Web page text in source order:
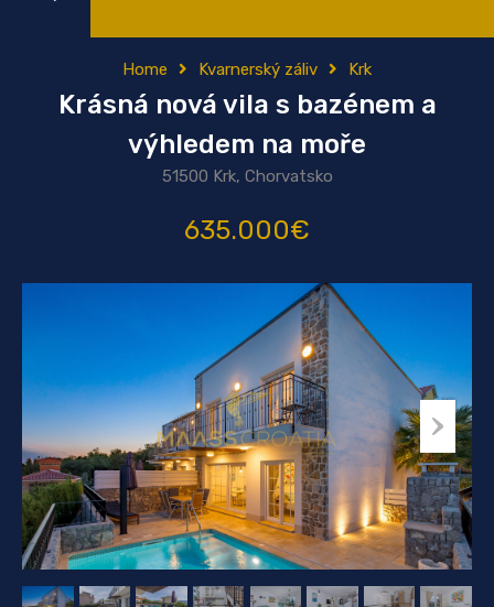
Home Kvarnerský záliv Krk
Krásná nová vila s bazénem a
výhledem na moře
51500 Krk, Chorvatsko
635.000€